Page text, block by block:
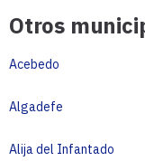
Otros
Acebedo
Algadefe
Alija del Infantado